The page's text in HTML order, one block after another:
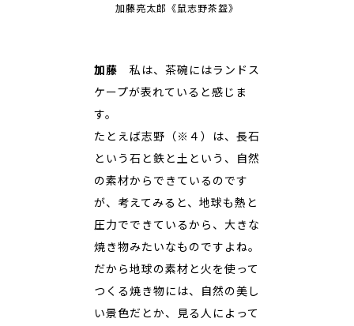
加藤亮太郎《鼠志野茶盌》
加藤 私は、茶碗にはランドス
ケープが表れていると感じま
す。
たとえば志野（※４）は、長石
という石と鉄と土という、自然
の素材からできているのです
が、考えてみると、地球も熱と
圧力でできているから、大きな
焼き物みたいなものですよね。
だから地球の素材と火を使って
つくる焼き物には、自然の美し
い景色だとか、見る人によって